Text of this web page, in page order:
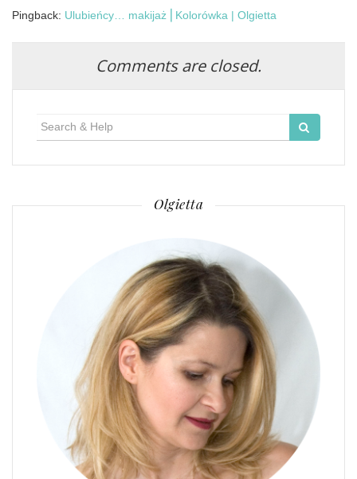
Pingback: Ulubieńcy… makijaż ⎢Kolorówka | Olgietta
Comments are closed.
Olgietta